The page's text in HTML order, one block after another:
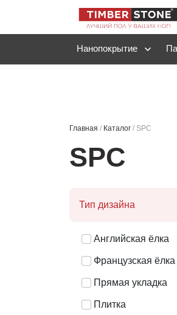
Нанопокрытие
Главная / Каталог / SPC
SPC
Тип дизайна
Английская ёлка
Французская ёлка
Прямая укладка
Плитка